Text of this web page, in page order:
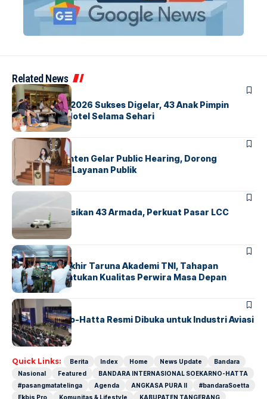
Related News
BERITAINDEX
GM For A Day 2026 Sukses Digelar, 43 Anak Pimpin
Operasional Hotel Selama Sehari
BANDARA BERITA
Karantina Banten Gelar Public Hearing, Dorong
Transparansi Layanan Publik
BANDARA
Citilink Operasikan 43 Armada, Perkuat Pasar LCC
Nasional
BERITA
Sidang Pantukhir Taruna Akademi TNI, Tahapan
Strategis Tentukan Kualitas Perwira Masa Depan
BANDARA BERITA
IALC Soekarno-Hatta Resmi Dibuka untuk Industri Aviasi
Dunia
Quick Links: Berita Index Home News Update
Bandara
Nasional
Featured
BANDARA INTERNASIONAL SOEKARNO-HATTA
#pasangmatatelinga
Agenda ANGKASA PURA II
#bandaraSoetta
Ekbis Pro
Komunitas & Lifestyle KABUPATEN TANGERANG